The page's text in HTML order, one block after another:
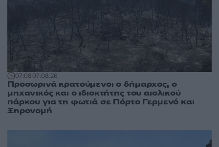
07:0807.08.26
Προσωρινά κρατούμενοι ο δήμαρχος, ο
μηχανικός και ο ιδιοκτήτης του αιολικού
πάρκου για τη φωτιά σε Πόρτο Γερμενό και
Ξηρονομή